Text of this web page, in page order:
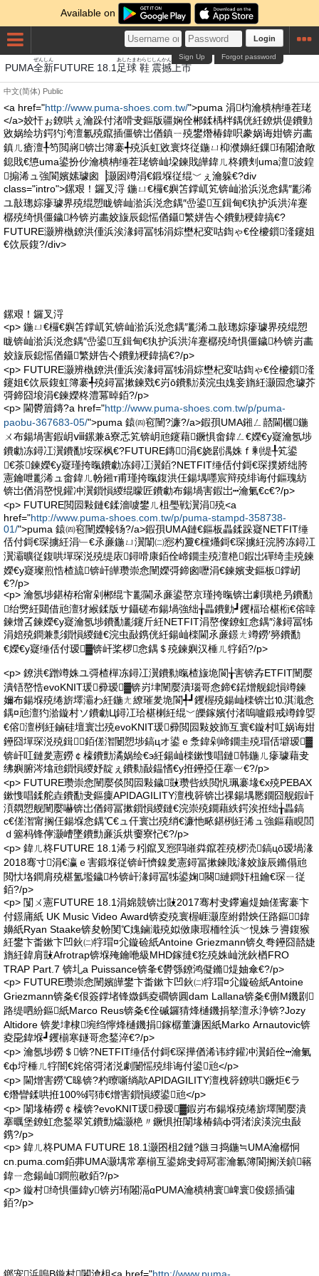
Available on
Login
Forgot password
Sign Up
PUMA全
ぜん
新
しん
FUTURE 18.1 足
あし
球
たま
鞋
わらじ
震撼
しんかん
上
うえ
市
し
中文(简体) Public
<a href="http://www.puma-shoes.com.tw/">puma 涓枃瀹樻柟缍茬珯
</a>姣忓ぉ鐐哄ぇ瀹跺付渚嗗叏鏂版疆娴佺郴鍒楀柈鍝侊紝鐐烘偍鐨勭
敓娲绘坊鍔犳洿澶氱殑鑹插僵锛岀偤鎮ㄧ殑鐢熸椿鍏呮豢娲诲姏锛岃畵
鎮ㄦ瘡澶╀笉閲嶈锛岀簿褰╃殑浜虹敓寰炵従鍦ㄩ枊濮嬶紝鏁珛闂滄敞
鎴戝€憄uma鍙扮仯瀹樻柟缍茬珯锛屾垜鍊戝皣鍏ㄦ柊鐨刾uma澶波鍠
搧浠ュ強閬嬪嫊璩囪▕灏囦竴涓€鍛堢従绲﹀ぇ瀹躲€?div
class="intro">鏍艰！鑼叉浖 鍦ㄩ€欏€嬩笘鐣屼笂锛屾湁浜涚悆鍝″彲浠
ユ敼璁婃瘮璩界殑绲愬眬锛屾湁浜涚悆鍝″嵒鍙互鍓甸€犱护浜洪洠蹇
樼殑绮惧僵鐬枔锛岃畵姣旇辰鎴愮偤鑷繁姘告亽鐨勭稉鍏搞€?
FUTURE灏辨槸鐐洪偅浜涘湪鐞冨牬涓婃壄杞変咕鍧ゃ€佺櫦鎻湰鑳姐
€佽辰鍑?/div>
鏍艰！鑼叉浖
<p> 鍦ㄩ€欏€嬩笘鐣屼笂锛屾湁浜涚悆鍝″彲浠ユ敼璁婃瘮璩界殑绲愬
眬锛屾湁浜涚悆鍝″嵒鍙互鍓甸€犱护浜洪洠蹇樼殑绮惧僵鐬枔锛岃畵
姣旇辰鎴愮偤鑷繁姘告亽鐨勭稉鍏搞€?/p>
<p> FUTURE灏辨槸鐐洪偅浜涘湪鐞冨牬涓婃壄杞変咕鍧ゃ€佺櫦鎻湰
鑳姐€佽辰鍑虹簿褰╃殑鐞冨摗鍊戣€岃ō鐨勬渶浣虫媿妾旓紝灏囩悆璩芥
彁鍗囧埌涓€鍊嬫柊澧冪晫銆?/p>
<p> 閫欎篃鏄?a href="http://www.puma-shoes.com.tw/p/puma-
paobu-367683-05/">puma 鎱㈣窇闉?濂?/a>鍜孭UMA鎺ㄥ嚭閫欐鍦
ㄨ布鍚堝害鍜岄ⅷ鏍兼ǎ寮忎笂锛岄兘鑳藉鐝惧畬鍏ㄥ€嬫€у寲瀹氬埗
鐨勮冻鐞冮瀷鐨勫垵琛枫€?FUTURE鏄涓€娆剧湡姝ｆ剰缇╀笂鍙
€茶鍊嬫€у寲瑾挎暣鐨勮冻鐞冮瀷銆?NETFIT缍佸付鎶€琛撲娇绌胯
憲鑰呭彲浠ュ畬鍏ㄦ帉鎺т甫瑾挎暣鍑洪仼鍚堣嚜宸辩殑绯诲付鏂瑰紡
锛岀偤涓嶅悓鑵冲瀷鎻愪緵绲曚匠鐨勮布鍚堝害鍜岀┅瀹氭€с€?/p>
<p> FUTURE閲囩敤鏈€鍒濇噳鐢ㄦ柤璺戦瀷涓殑<a
href="http://www.puma-shoes.com.tw/p/puma-stampd-358738-
01/">puma 鎱㈣窇闉嬫帹钖?/a>鍜孭UMA鏈€鏂板畾鍒跺寲NETFIT缍
佸付鎶€琛擄紝涓﹂€氶亷鍦ㄩ瀷闈㈡惌杓夐€欓爡鎶€琛擄紝浣胯冻鐞冮
瀷灞曠従鍑哄墠琛涚殑缇庡鐞嗗康銆佺崹鐗圭殑澶栬鍜岀磾绮圭殑鍊
嬫€у寲璨煎悎楂旈锛屽皣瓒崇悆闉嬫彁鍗囪嚦涓€鍊嬪叏鏂板鐣屻
€?/p>
<p> 瀹氬埗鍖栫秮甯剁郴绲卞彲閫氶亷鍙嶅京瑾挎暣锛岀劇璜栬叧鐨勫
绐勶紝閮借兘澶犲緱鍒版サ鑷磋布鍚堝強绌╁畾鐨勭┛钁楅珨椹椼€傛啈
鍊熷叾鍊嬫€у寲瀹氬埗鐨勫彲鑳斤紝NETFIT涓嶅儏鐐虹悆鍝″湪鐞冨牬
涓婄殑鐧兼彯鎻愪緵鏈€浣虫敮鎸侊紝鍚屾檪閫氶亷鐛ㄤ竴鐒′簩鐨勫
€嬫€у寲缍佸付瑷▓锛屽桨椤悆鍝＄殑鍊嬩汉棰ㄦ牸銆?/p>
<p> 鐐洪€蹭竴姝ユ彁楂樿冻鐞冮瀷鐨勬暣楂旇垝閬╁害锛孨ETFIT闉嬮
潰铻嶅悎evoKNIT瑗彛瑷▓锛岃垏闉嬮潰瑙哥悆鍗€鍩熷舰鎴愪竴鍊
嬭布鍚堢殑绻旂墿灞わ紝鍦ㄤ繚璀夎垝閬╃┛钁楃殑鍚屾檪锛岀⒑淇濈悆
鍝¤兘澶犳湁鏇村ソ鐨勮Ц鐞冮珨椹楋紝绲﹀皪鎵嬪付渚嗚嚧鍛戒竴鎿娿
€傛澶栵紝鏀硅壇寰岀殑evoKNIT瑗彛閲囩敤姣斾互寰€鏇村叿娲诲姏
鑸囧墠琛涚殑鍓銆傞潪闄愬埗鎬цオ鍙ｅ洜鍏剁崹鐗圭殑瑁佸壀瑷▓
锛屽叿鏈夎憲鐒￠檺鐨勯潏娲绘€э紝鍚屾檪鏉愯唱鏈韩鍦ㄦ瘮璩藉叏
绋嬩腑涔熻兘鎻愪緵妤靛ぇ鐨勬敮鎾愭€у拰鑸掗仼搴︺€?/p>
<p> FUTURE瓒崇悆闉嬮倓閲囩敤鐬敱瓒呰紩閲忛珮褰堟€х殑PEBAX
鏉愯唱鍒舵垚鐨勫叏鏂癛APIDAGILITY澶栧簳锛岀祼鍚堣憠鐗囧舰鍜屽
湏閷愬舰闉嬮嚇锛岀偤鐞冨摗鎻愪緵鏈€浣崇殑鐗藉紩鍔涘拰绌╁畾鎬
с€傞潪甯搁仼鍚堢悆鍝℃€ュ仠寰岀殑绡€濂忚畩鍖栵紝浠ュ強鏂藉睍閭
ｄ簺杩锋儜灏嶆墜鐨勯亷浜烘嫑寮忋€?/p>
<p> 鍏ㄦ柊FUTURE 18.1浠ラ粌鑹叉惌閰嶉粦鑹茬殑椤涜鎬цō瑷堝湪
2018骞寸涓€瀛ｅ害鍛堢従锛屽懠鎳夎憲鐞冨摗鍊戝湪姣旇辰鏅傝兘
閲忕垎鐧肩殑椹氳壏鐬枔锛屽湪鐞冨牬鍙婅闋縺鐧奸杻鑰€琛ㄧ従
銆?/p>
<p> 闅ㄨ憲FUTURE 18.1涓婂競锛岀敱2017骞村叏鑻遍煶妯傞寗褰卞
付鐛庯紙 UK Music Video Award锛夌殑寰楃崕灏庢紨鐟炴仼路鏂鍏
嬶紙Ryan Staake锛夋帉閺℃媿鏀濈殑姒傚康瑕栭牷浜﹀悓姝ラ噵鍑猴
紝鐢卞畨鏉卞凹鈥㈡牸瑁¤尣鏇硷紙Antoine Griezmann锛夊弮鑸囧嚭婕
旓紝鍏肩敱Afrotrap锛堢殗鑰咃級MHD鎵撻€犵殑姝屾洸鈥楢FRO
TRAP Part.7 锛圠a Puissance锛夆€欎綔鐐鸿儗鏅煶妯傘€?/p>
<p> FUTURE瓒崇悆闉嬪皣鐢卞畨鏉卞凹鈥㈡牸瑁¤尣鏇硷紙Antoine
Griezmann锛夈€佷簽鐣堵锋媺鎷夌磵锛圓dam Lallana锛夈€侀Μ鐖剧
路缇呬紛鏂紙Marco Reus锛夈€佺磩鑼猜烽樋鐖捐拏澶氶浄锛?Jozy
Altidore 锛夎垏棣埦绉懧烽樋鐖捐鎵樼董濂囷紙Marko Arnautovic锛
夌巼鍏堢┛钁椾寒鐩哥悆鍫淬€?/p>
<p> 瀹氬埗鐒＄锛?NETFIT缍佸付鎶€琛撶偤浠讳綍鑵冲瀷銆佺┅瀹氭
€ф垨棰ㄦ牸闇€姹傛彁渚涚劇闄愮殑绯诲付鍙兘</p>
<p> 閫熷害鐒℃暤锛?杓曢噺绱歊APIDAGILITY澶栧簳鐐哄鐝炬€ラ
€熸矕鍒哄拰100%鍔犻€熷害鎻愪緵鍙兘</p>
<p> 闈堟椿鐒￠檺锛?evoKNIT瑗彛瑷▓鍜岃布鍚堢殑绻旂墿闉嬮潰
搴曞堡鐐虹悆鍫翠笂鐨勯爞灏栬〃鐝惧拰闈堟椿鎬ф彁渚涙渶浣虫敮
鎸?/p>
<p> 鍏ㄦ柊PUMA FUTURE 18.1灏囨柤2鏈?鏃ヨ捣鍦≒UMA瀹樼恫
cn.puma.com銆丳UMA灏堣常搴椾互鍙婂叏鐞冩寚瀹氱簿閬搁浂鍞簵
鍏ㄧ悆鍚屾鐧煎敭銆?/p>
<p> 鏇村绮惧僵鍏у锛岃珛闂滆ɑPUMA瀹樻柟寰崥寰俊鐛插彇
銆?/p>